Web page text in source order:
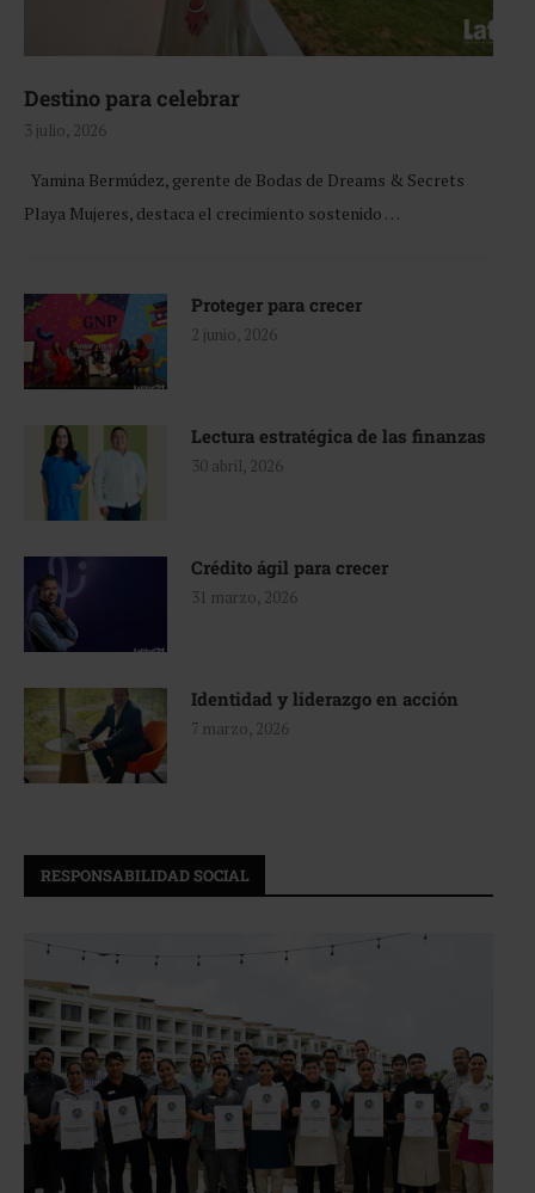
Destino para celebrar
3 julio, 2026
Yamina Bermúdez, gerente de Bodas de Dreams & Secrets
Playa Mujeres, destaca el crecimiento sostenido …
Proteger para crecer
2 junio, 2026
Lectura estratégica de las finanzas
30 abril, 2026
Crédito ágil para crecer
31 marzo, 2026
Identidad y liderazgo en acción
7 marzo, 2026
RESPONSABILIDAD SOCIAL